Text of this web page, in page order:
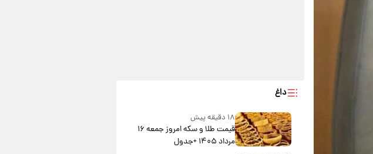
داغ
۱۸ دقیقه پیش
قیمت طلا و سکه امروز جمعه ۱۶
مرداد ۱۴۰۵ +جدول